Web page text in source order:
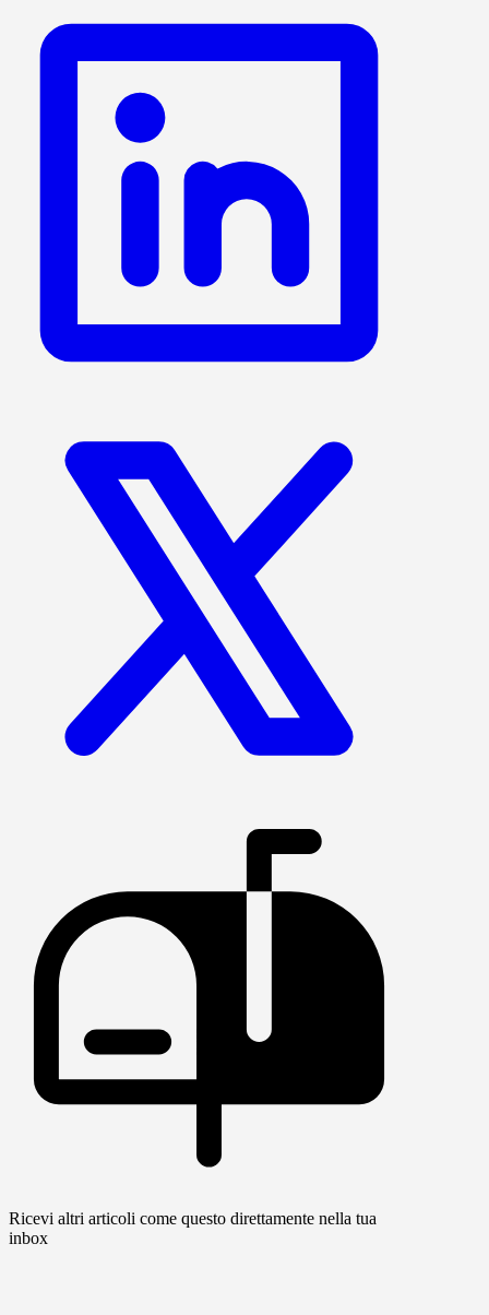
Ricevi altri articoli come questo direttamente nella tua
inbox